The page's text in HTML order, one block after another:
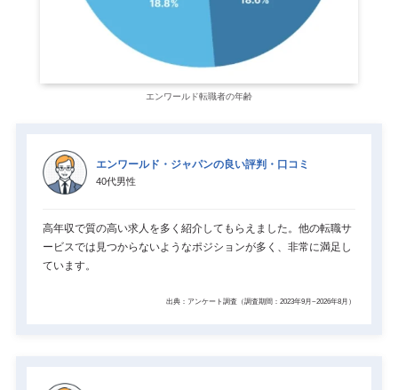
エンワールド転職者の年齢
エンワールド・ジャパンの良い評判・口コミ
40代男性
高年収で質の高い求人を多く紹介してもらえました。他の転職サ
ービスでは見つからないようなポジションが多く、非常に満足し
ています。
出典：アンケート調査（調査期間：2023年9月~2026年8月）